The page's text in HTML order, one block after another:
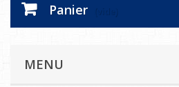
Panier
MENU